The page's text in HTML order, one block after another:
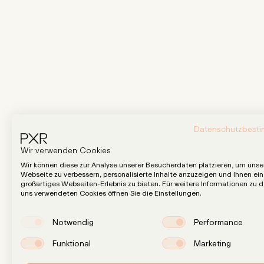
Wir verwenden Cookies
Wir können diese zur Analyse unserer Besucherdaten platzieren, um
Webseite zu verbessern, personalisierte Inhalte anzuzeigen und Ihnen ein
großartiges Webseiten-Erlebnis zu bieten. Für weitere Informationen zu
uns verwendeten Cookies öffnen Sie die Einstellungen.
Notwendig
Performance
Funktional
Marketing